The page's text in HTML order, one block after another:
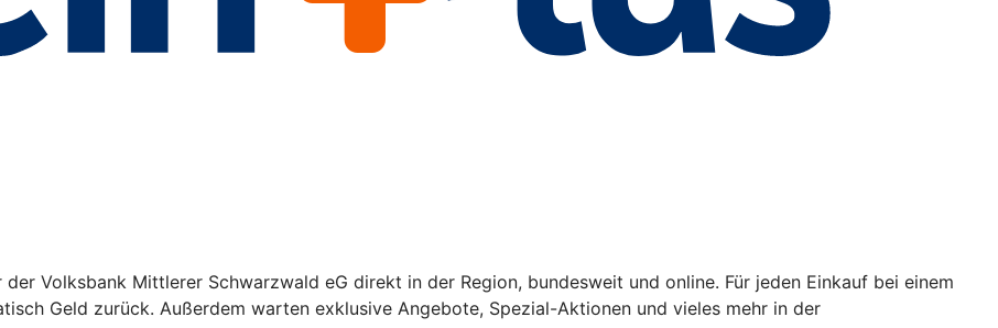
Volksbank Mittlerer Schwarzwald eG direkt in der Region, bundesweit und online. Für jeden Einkauf bei einem
Geld zurück. Außerdem warten exklusive Angebote, Spezial-Aktionen und vieles mehr in der